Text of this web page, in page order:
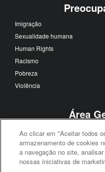
Imigração
Sexualidade humana
Human Rights
Racismo
Pobreza
Violência
Área
Conferência Geral
Conselho de Bispos
Conselho Judicial
Agências gerais
Ao clicar em "Aceitar todos
armazenamento de cookies
a navegação no site,
nossas iniciativas de